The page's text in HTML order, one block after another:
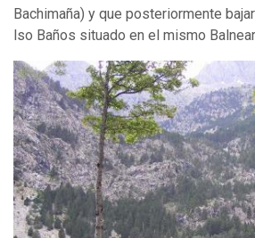
Bachimaña) y que posteriormente
lso Baños situado en el mismo